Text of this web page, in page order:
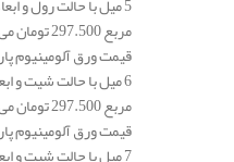
مربع 297.500 تومان می باشد.
مربع 297.500 تومان می باشد.